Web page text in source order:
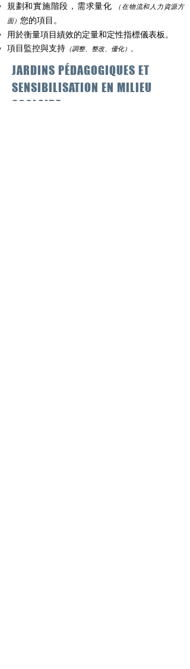
規劃和實施階段，需求量化
（在物流和人力資源方
面） 您的項目。
用於衡量項目績效的定量和定性指標儀表板。
項目監控與支持 （調整、整改、優化）。
JARDINS PÉDAGOGIQUES ET
SENSIBILISATION EN MILIEU
SCOLAIRE